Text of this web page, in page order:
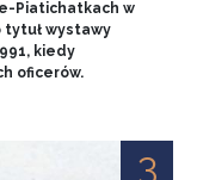
Piatichatkach w
wystawy
kiedy
oficerów.
3